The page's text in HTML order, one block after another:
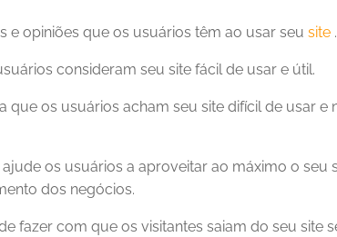
e opiniões que os usuários têm ao usar seu site .
consideram seu site fácil de usar e útil.
os usuários acham seu site difícil de usar e
os usuários a aproveitar ao máximo o seu
dos negócios.
fazer com que os visitantes saiam do seu site